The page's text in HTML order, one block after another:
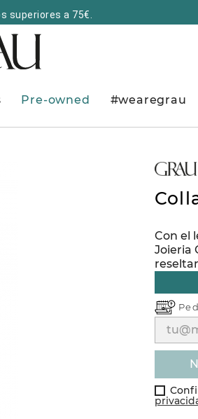
superiores a 75€.
Pre-owned #wearegrau
Con el
Joieria